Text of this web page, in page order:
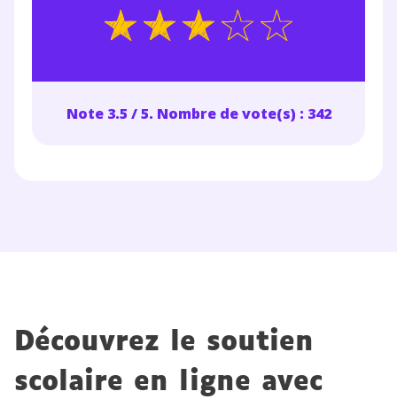
Note 3.5 / 5. Nombre de vote(s) : 342
Découvrez le soutien
scolaire en ligne avec